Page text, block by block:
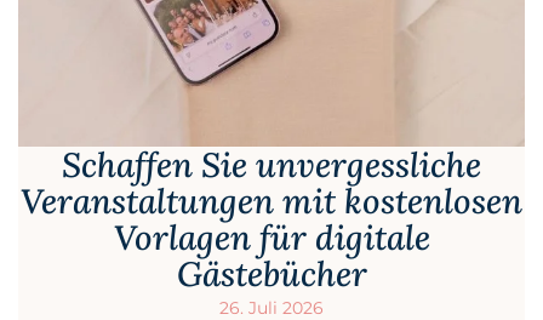
Schaffen Sie unvergessliche
Veranstaltungen mit kostenlosen
Vorlagen für digitale
Gästebücher
26. Juli 2026